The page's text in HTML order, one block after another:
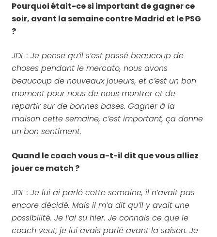
Pourquoi était-ce si important de gagner ce
soir, avant la semaine contre Madrid et le PSG
?
JDL : Je pense qu’il s’est passé beaucoup de
choses pendant le mercato, nous avons
beaucoup de nouveaux joueurs, et c’est un bon
moment pour nous de nous montrer et de
repartir sur de bonnes bases. Gagner à la
maison cette semaine, c’est important, ça donne
un bon sentiment.
Quand le coach vous a-t-il dit que vous alliez
jouer ce match ?
JDL : Je lui ai parlé cette semaine, il n’avait pas
encore décidé. Mais il m’a dit qu’il y avait une
possibilité. Je l’ai su hier. Je connais ce que le
coach veut, je lui avais parlé avant la saison. Je